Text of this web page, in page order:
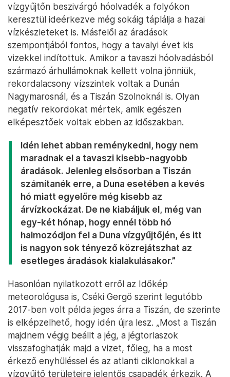
vízgyűjtőn beszivárgó hóolvadék a folyókon
keresztül ideérkezve még sokáig táplálja a hazai
vízkészleteket is. Másfelől az áradások
szempontjából fontos, hogy a tavalyi évet kis
vizekkel indítottuk. Amikor a tavaszi hóolvadásból
származó árhullámoknak kellett volna jönniük,
rekordalacsony vízszintek voltak a Dunán
Nagymarosnál, és a Tiszán Szolnoknál is. Olyan
negatív rekordokat mértek, amik egészen
elképesztőek voltak ebben az időszakban.
Idén lehet abban reménykedni, hogy nem
maradnak el a tavaszi kisebb-nagyobb
áradások. Jelenleg elsősorban a Tiszán
számítanék erre, a Duna esetében a kevés
hó miatt egyelőre még kisebb az
árvízkockázat. De ne kiabáljuk el, még van
egy-két hónap, hogy ennél több hó
halmozódjon fel a Duna vízgyűjtőjén, és itt
is nagyon sok tényező közrejátszhat az
esetleges áradások kialakulásakor.”
Hasonlóan nyilatkozott erről az Időkép
meteorológusa is, Cséki Gergő szerint legutóbb
2017-ben volt példa jeges árra a Tiszán, de szerinte
is elképzelhető, hogy idén újra lesz. „Most a Tiszán
majdnem végig beállt a jég, a jégtorlaszok
visszafoghatják majd a vizet, főleg, ha a most
érkező enyhüléssel és az atlanti ciklonokkal a
vízgyűjtő területeire jelentős csapadék érkezik. A